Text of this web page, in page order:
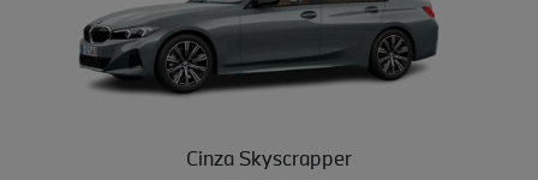
Cinza Skyscrapper